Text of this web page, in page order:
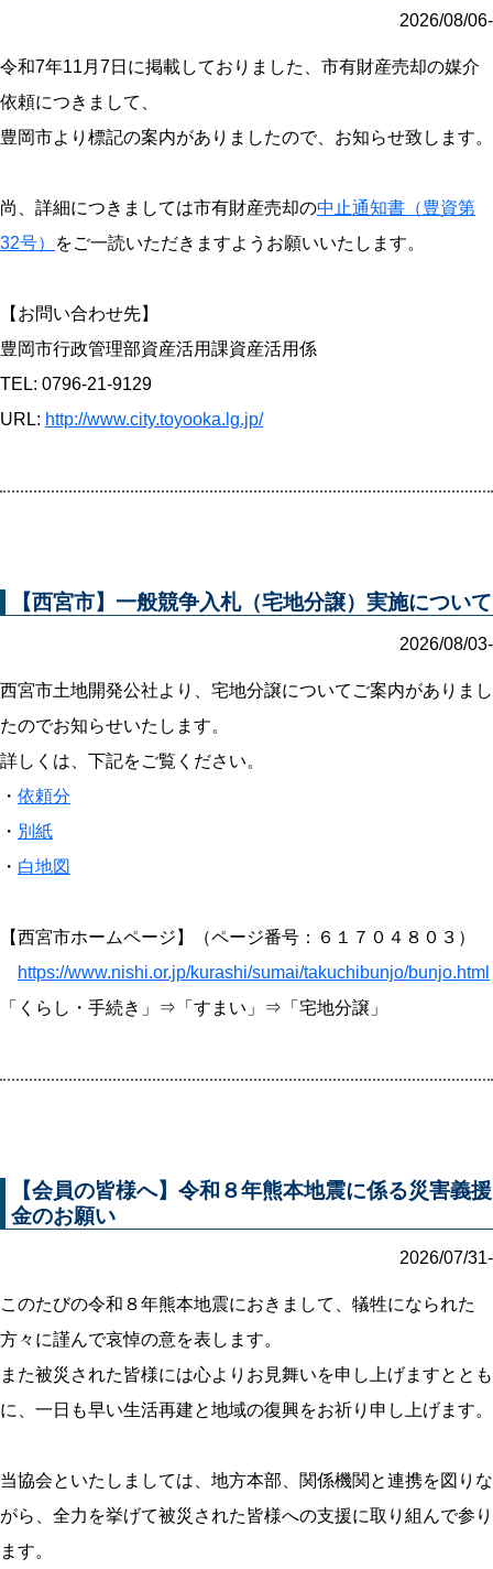
2026/08/06-
令和7年11月7日に掲載しておりました、市有財産売却の媒介
依頼につきまして、
豊岡市より標記の案内がありましたので、お知らせ致します。
尚、詳細につきましては市有財産売却の中止通知書（豊資第
32号）
をご一読いただきますようお願いいたします。
【お問い合わせ先】
豊岡市行政管理部資産活用課資産活用係
TEL: 0796-21-9129
URL: http://www.city.toyooka.lg.jp/
【西宮市】一般競争入札（宅地分譲）実施について
2026/08/03-
西宮市土地開発公社より、宅地分譲についてご案内がありまし
たのでお知らせいたします。
詳しくは、下記をご覧ください。
・ 依頼分
・ 別紙
・ 白地図
【西宮市ホームページ】（ページ番号：６１７０４８０３）
https://www.nishi.or.jp/kurashi/sumai/takuchibunjo/bunjo.html
「くらし・手続き」⇒「すまい」⇒「宅地分譲」
【会員の皆様へ】令和８年熊本地震に係る災害義援
金のお願い
2026/07/31-
このたびの令和８年熊本地震におきまして、犠牲になられた
方々に謹んで哀悼の意を表します。
また被災された皆様には心よりお見舞いを申し上げますととも
に、一日も早い生活再建と地域の復興をお祈り申し上げます。
当協会といたしましては、地方本部、関係機関と連携を図りな
がら、全力を挙げて被災された皆様への支援に取り組んで参り
ます。